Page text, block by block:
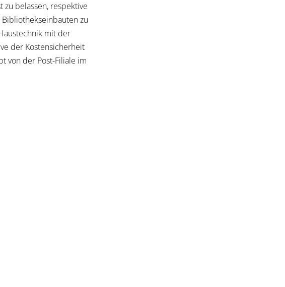
zu belassen, respektive
zu
mit der
der Kostensicherheit
von der Post-Filiale im